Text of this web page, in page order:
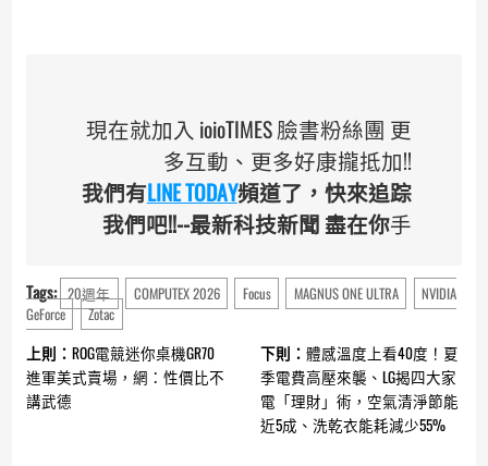
現在就加入 ioioTIMES 臉書粉絲團 更
多互動、更多好康攏抵加!!
我們有LINE TODAY頻道了，快來追踪
我們吧!!--最新科技新聞 盡在你手
Tags: 20週年 COMPUTEX 2026 Focus MAGNUS ONE ULTRA
NVIDIA
GeForce
Zotac
Continue
Reading
上則： ROG電競迷你桌機GR70
進軍美式賣場，網：性價比不
講武德
下則： 體感溫度上看40度！夏
季電費高壓來襲、LG揭四大家
電「理財」術，空氣清淨節能
近5成、洗乾衣能耗減少55%